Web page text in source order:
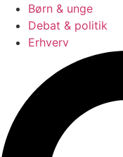
Børn & unge
Debat & politik
Erhverv